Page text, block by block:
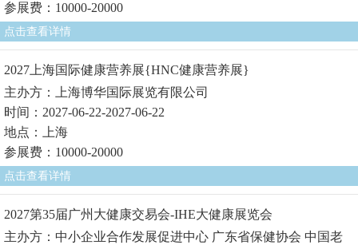
参展费：10000-20000
点击查看详情
2027上海国际健康营养展{HNC健康营养展}
主办方：上海博华国际展览有限公司
时间：2027-06-22-2027-06-22
地点：上海
参展费：10000-20000
点击查看详情
2027第35届广州大健康交易会-IHE大健康展览会
主办方：中小企业合作发展促进中心 广东省保健协会 中国老